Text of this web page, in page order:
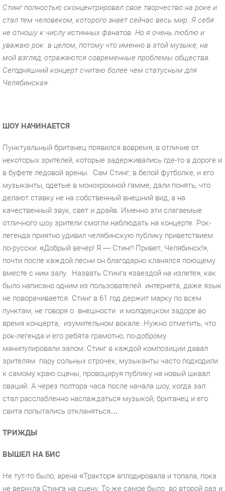
Стинг полностью сконцентрировал свое творчество на роке и
стал тем человеком, которого знает сейчас весь мир. Я себя
не отношу к числу истинных фанатов. Но я очень люблю и
уважаю рок в целом, потому что именно в этой музыке, на
мой взгляд, отражаются современные проблемы общества.
Сегодняшний концерт считаю более чем статусным для
Челябинска».
ШОУ НАЧИНАЕТСЯ
Пунктуальный британец появился вовремя, в отличие от
некоторых зрителей, которые задерживались где-то в дороге и
в буфете ледовой арены. Сам Стинг, в белой футболке, и его
музыканты, одетые в монохромной гамме, дали понять, что
делают ставку не на собственный внешний вид, а на
качественный звук, свет и драйв. Именно эти слагаемые
отличного шоу зрители смогли наблюдать на концерте. Рок-
легенда приятно удивил челябинскую публику приветствием
по-русски: «Добрый вечер! Я — Стинг! Привет, Челябинск!»,
почти после каждой песни он благодарно кланялся поющему
вместе с ним залу. Назвать Стинга «звездой на излете», как
было написано одним из пользователей интернета, даже язык
не поворачивается. Стинг в 61 год держит марку по всем
пунктам, не говоря о внешности и молодецком задоре во
время концерта, изумительном вокале. Нужно отметить, что
рок-легенда и его ребята грамотно, по-доброму
манипулировали залом: Стинг в каждой композиции давал
зрителям пару сольных строчек, музыканты часто подходили
к самому краю сцены, провоцируя публику на новый шквал
оваций. А через полтора часа после начала шоу, когда зал
стал расслабленно наслаждаться музыкой, британец и его
свита попытались откланяться…
ТРИЖДЫ
ВЫШЕЛ НА БИС
Не тут-то было, арена «Трактор» аплодировала и топала, пока
не вернула Стинга на сцену. То же самое было во второй раз и